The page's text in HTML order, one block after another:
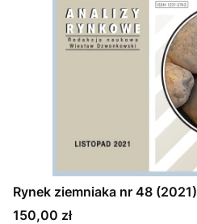
Rynek ziemniaka nr 48 (2021)
Cena
150,00 zł